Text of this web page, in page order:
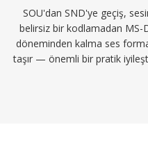
SOU'dan SND'ye geçiş,
belirsiz bir kodlamadan MS-
döneminden kalma ses
taşır — önemli bir pratik